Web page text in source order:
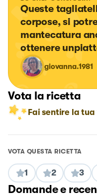
Queste
corpose, si
mantecatura
ottenere
giovanna.1981
Vota la ricetta
Fai sentire la tua
VOTA QUESTA RICETTA
1 2 3
Domande e